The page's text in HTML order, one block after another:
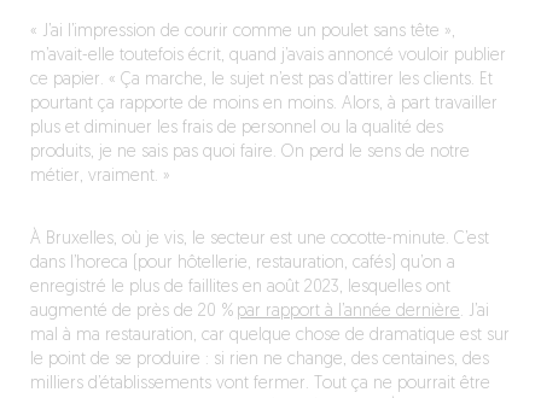
« J’ai l’impression de courir comme un poulet sans tête »,
m’avait-elle toutefois écrit, quand j’avais annoncé vouloir publier
ce papier. « Ça marche, le sujet n’est pas d’attirer les clients. Et
pourtant ça rapporte de moins en moins. Alors, à part travailler
plus et diminuer les frais de personnel ou la qualité des
produits, je ne sais pas quoi faire. On perd le sens de notre
métier, vraiment. »
À Bruxelles, où je vis, le secteur est une cocotte-minute. C’est
dans l’horeca (pour hôtellerie, restauration, cafés) qu’on a
enregistré le plus de faillites en août 2023, lesquelles ont
augmenté de près de 20 % par rapport à l’année dernière. J’ai
mal à ma restauration, car quelque chose de dramatique est sur
le point de se produire : si rien ne change, des centaines, des
milliers d’établissements vont fermer. Tout ça ne pourrait être